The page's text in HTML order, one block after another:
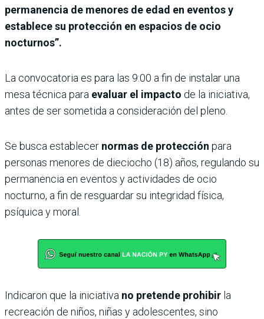
permanencia de menores de edad en eventos y
establece su protección en espacios de ocio
nocturnos”.
La convocatoria es para las 9:00 a fin de instalar una
mesa técnica para evaluar el impacto de la iniciativa,
antes de ser sometida a consideración del pleno.
Se busca establecer normas de protección para
personas menores de dieciocho (18) años, regulando su
permanencia en eventos y actividades de ocio
nocturno, a fin de resguardar su integridad física,
psíquica y moral.
Indicaron que la iniciativa no pretende prohibir la
recreación de niños, niñas y adolescentes, sino